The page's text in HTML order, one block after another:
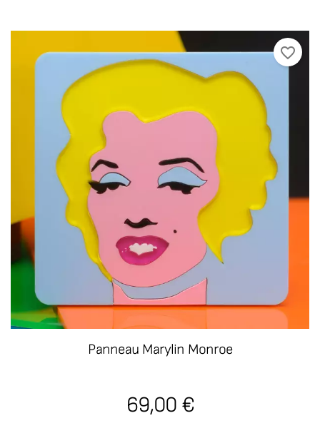
Panneau Marylin Monroe
69,00 €
favorite_border